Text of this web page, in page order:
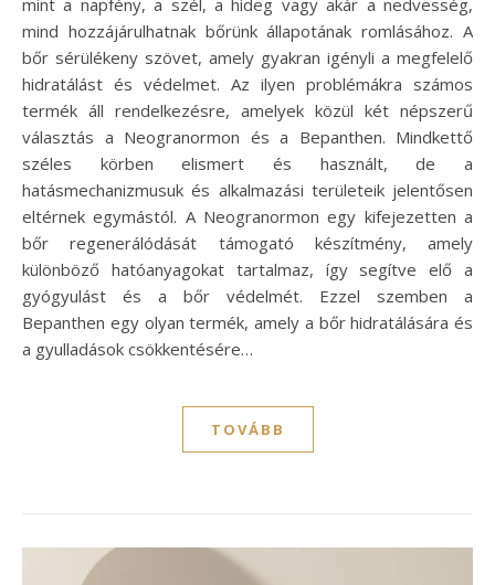
mind hozzájárulhatnak bőrünk állapotának romlásához. A
bőr sérülékeny szövet, amely gyakran igényli a megfelelő
hidratálást és védelmet. Az ilyen problémákra számos
termék áll rendelkezésre, amelyek közül két népszerű
választás a Neogranormon és a Bepanthen. Mindkettő
széles körben elismert és használt, de a
hatásmechanizmusuk és alkalmazási területeik jelentősen
eltérnek egymástól. A Neogranormon egy kifejezetten a
bőr regenerálódását támogató készítmény, amely
különböző hatóanyagokat tartalmaz, így segítve elő a
gyógyulást és a bőr védelmét. Ezzel szemben a
Bepanthen egy olyan termék, amely a bőr hidratálására és
a gyulladások csökkentésére…
TOVÁBB